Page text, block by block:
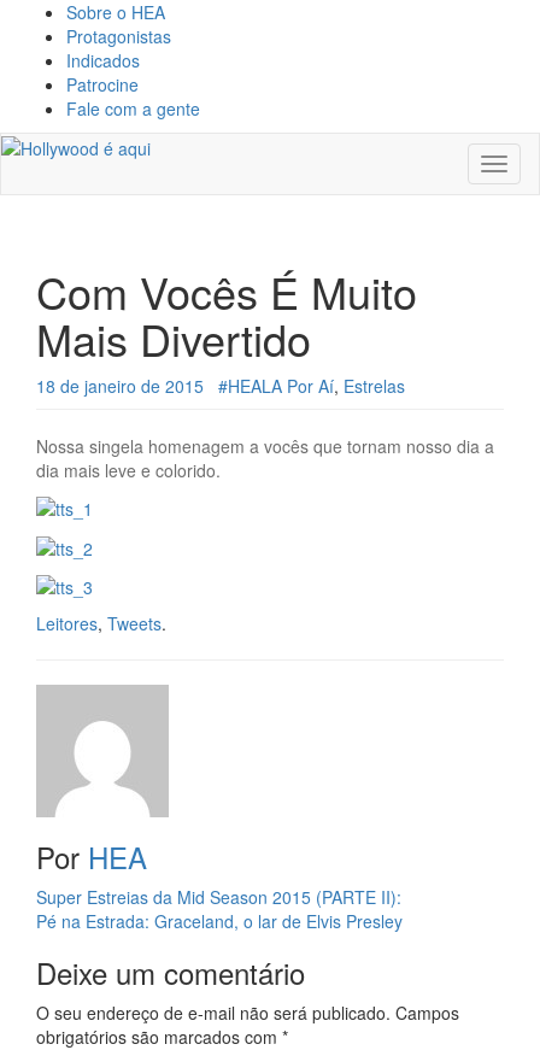
Sobre o HEA
Protagonistas
Indicados
Patrocine
Fale com a gente
Com Vocês É Muito
Mais Divertido
18 de janeiro de 2015 #HEALA Por Aí, Estrelas
Nossa singela homenagem a vocês que tornam nosso dia a
dia mais leve e colorido.
Leitores, Tweets.
Por HEA
Navegação
da
Postagem
Super Estreias da Mid Season 2015 (PARTE II):
Pé na Estrada: Graceland, o lar de Elvis Presley
Deixe um comentário
O seu endereço de e-mail não será publicado. Campos
obrigatórios são marcados com *